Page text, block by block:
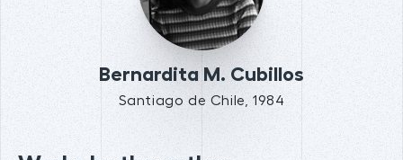
Bernardita M. Cubillos
Santiago de Chile, 1984